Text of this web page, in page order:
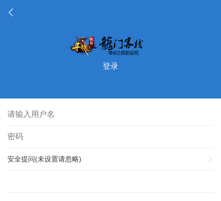
登录
安全提问(未设置请忽略)